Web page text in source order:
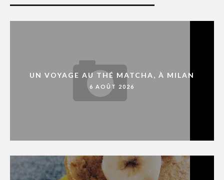
UN VOYAGE AU THÉ MATCHA, À MILAN
6 AOÛT 2026